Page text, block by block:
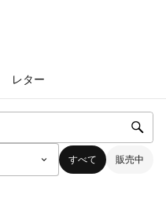
レター
すべて 販売中